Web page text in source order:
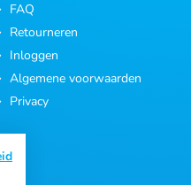
FAQ
Retourneren
Inloggen
Algemene voorwaarden
Privacy